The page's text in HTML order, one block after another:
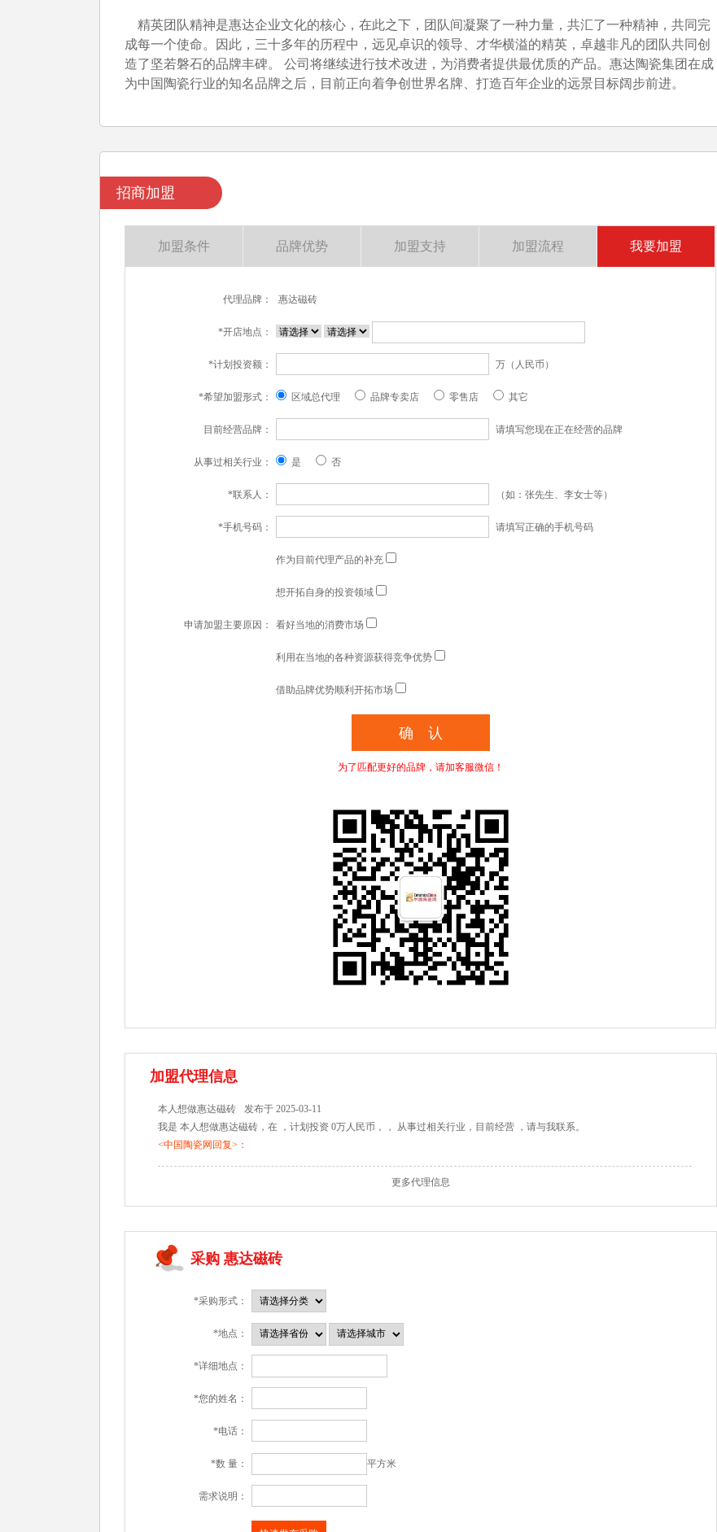
精英团队精神是惠达企业文化的核心，在此之下，团队间凝聚了一种力量，共汇了一种精神，共同完
成每一个使命。因此，三十多年的历程中，远见卓识的领导、才华横溢的精英，卓越非凡的团队共同创
造了坚若磐石的品牌丰碑。 公司将继续进行技术改进，为消费者提供最优质的产品。惠达陶瓷集团在成
为中国陶瓷行业的知名品牌之后，目前正向着争创世界名牌、打造百年企业的远景目标阔步前进。
招商加盟
加盟条件 品牌优势 加盟支持 加盟流程 我要加盟
代理品牌： 惠达磁砖
*开店地点：
*计划投资额： 万（人民币）
*希望加盟形式： 区域总代理 品牌专卖店 零售店 其它
目前经营品牌： 请填写您现在正在经营的品牌
从事过相关行业： 是 否
*联系人： （如：张先生、李女士等）
*手机号码： 请填写正确的手机号码
申请加盟主要原因：
作为目前代理产品的补充
想开拓自身的投资领域
看好当地的消费市场
利用在当地的各种资源获得竞争优势
借助品牌优势顺利开拓市场
为了匹配更好的品牌，请加客服微信！
加盟代理信息
本人想做惠达磁砖
发布于 2025-03-11
我是 本人想做惠达磁砖，在 ，计划投资 0万人民币，， 从事过相关行业，目前经营 ，请与我联系。
<中国陶瓷网回复>：
更多代理信息
采购 惠达磁砖
*采购形式：
*地点：
*详细地点：
*您的姓名：
*电话：
*数 量： 平方米
需求说明：